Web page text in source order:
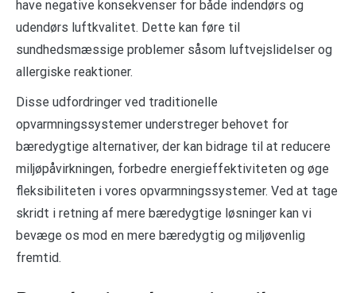
have negative konsekvenser for både indendørs og
udendørs luftkvalitet. Dette kan føre til
sundhedsmæssige problemer såsom luftvejslidelser og
allergiske reaktioner.
Disse udfordringer ved traditionelle
opvarmningssystemer understreger behovet for
bæredygtige alternativer, der kan bidrage til at reducere
miljøpåvirkningen, forbedre energieffektiviteten og øge
fleksibiliteten i vores opvarmningssystemer. Ved at tage
skridt i retning af mere bæredygtige løsninger kan vi
bevæge os mod en mere bæredygtig og miljøvenlig
fremtid.